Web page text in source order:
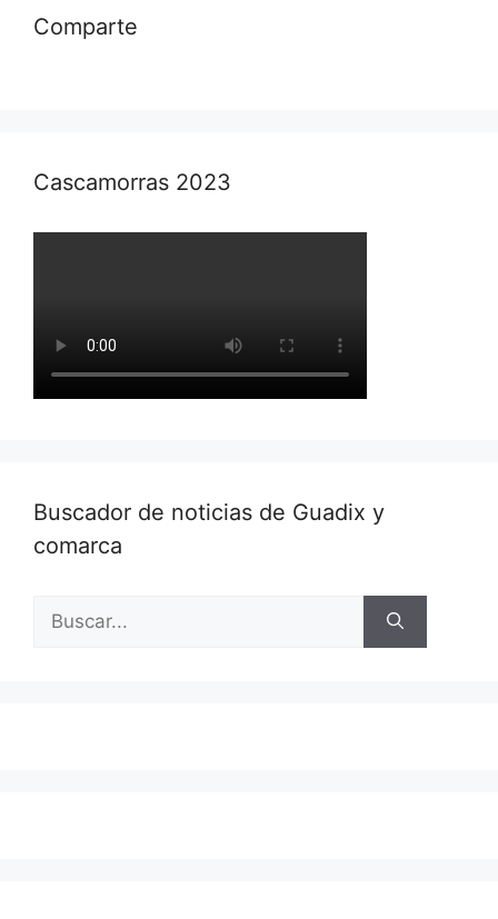
Comparte
Cascamorras 2023
Buscador de noticias de Guadix y
comarca
Buscar: